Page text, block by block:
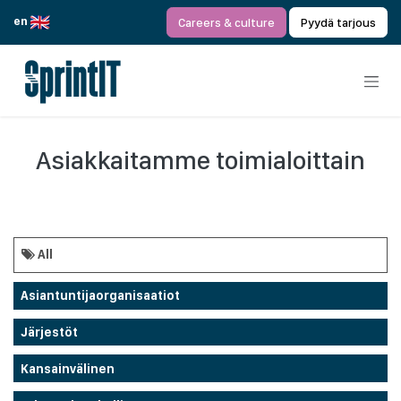
en
Careers & culture Pyydä tarjous
Asiakkaitamme toimialoittain
All
Asiantuntijaorganisaatiot
Järjestöt
Kansainvälinen